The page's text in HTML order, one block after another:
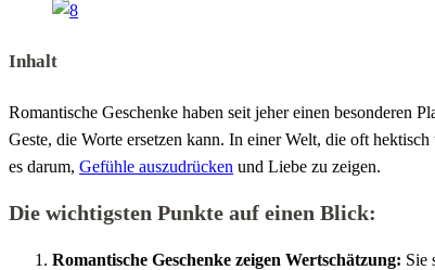
Inhalt
Romantische Geschenke haben seit jeher einen besonderen
Geste, die Worte ersetzen kann. In einer Welt, die oft
es darum, Gefühle auszudrücken und Liebe zu zeigen.
Die wichtigsten Punkte auf einen Blick:
Romantische Geschenke zeigen Wertschätzung: Sie